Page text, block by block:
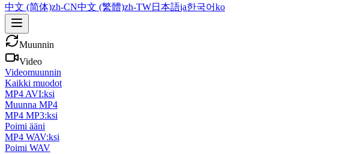
中文 (简体)zh-CN中文 (繁體)zh-TW日本語ja한국어ko
Muunnin
Video
Videomuunnin
Kaikki muodot
MP4 AVI:ksi
Muunna MP4
MP4 MP3:ksi
Poimi ääni
MP4 WAV:ksi
Poimi WAV